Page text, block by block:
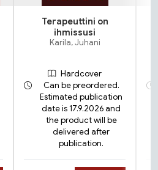
Terapeuttini on
ihmissusi
Karila, Juhani
Hardcover
Can be preordered.
Estimated publication
date is 17.9.2026 and
the product will be
delivered after
publication.